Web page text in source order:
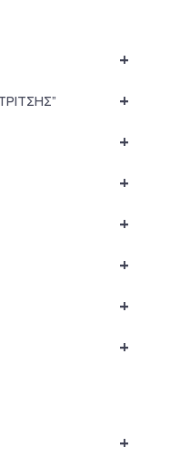
+
+
+
+
+
+
+
+
+